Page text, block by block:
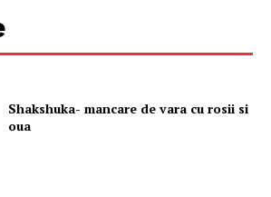
Shakshuka- mancare de vara cu rosii si
oua